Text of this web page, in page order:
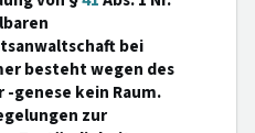
bei
besteht wegen des
genese kein Raum.
zur